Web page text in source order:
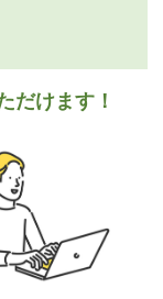
だけます！